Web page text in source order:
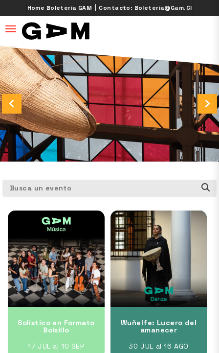
Home Boletería GAM | Contacto: Boleteria@gam.cl
desplegar navegación
Busca un evento
Solístico en Formato
Bolsillo
17 JUL al 10 SEP
Wuñelfe: Lucero del
amanecer
30 JUL al 16 AGO